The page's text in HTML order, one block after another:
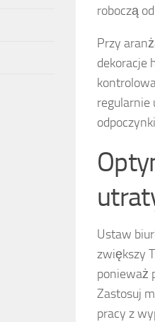
roboczą
Przy
dekoracje
regularnie
Ustaw
zwiększy
ponieważ
Zastosuj
pracy z